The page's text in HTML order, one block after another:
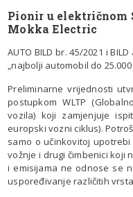
Pionir u električnom
Mokka Electric
AUTO BILD br. 45/2021 i
„najbolji automobil do
Preliminarne vrijednosti
postupkom WLTP
vozila) koji zamjenjuje
europski vozni ciklus).
samo o učinkovitoj
vožnje i drugi čimbenici koji
i emisijama ne odnose se
uspoređivanje različitih